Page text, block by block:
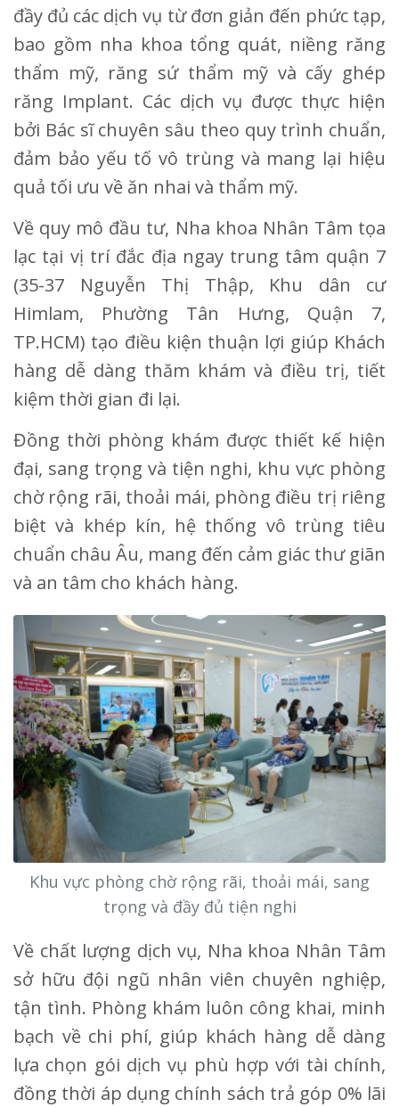
đầy đủ các dịch vụ từ đơn giản đến phức tạp,
bao gồm nha khoa tổng quát, niềng răng
thẩm mỹ, răng sứ thẩm mỹ và cấy ghép
răng Implant. Các dịch vụ được thực hiện
bởi Bác sĩ chuyên sâu theo quy trình chuẩn,
đảm bảo yếu tố vô trùng và mang lại hiệu
quả tối ưu về ăn nhai và thẩm mỹ.
Về quy mô đầu tư, Nha khoa Nhân Tâm tọa
lạc tại vị trí đắc địa ngay trung tâm quận 7
(35-37 Nguyễn Thị Thập, Khu dân cư
Himlam, Phường Tân Hưng, Quận 7,
TP.HCM) tạo điều kiện thuận lợi giúp Khách
hàng dễ dàng thăm khám và điều trị, tiết
kiệm thời gian đi lại.
Đồng thời phòng khám được thiết kế hiện
đại, sang trọng và tiện nghi, khu vực phòng
chờ rộng rãi, thoải mái, phòng điều trị riêng
biệt và khép kín, hệ thống vô trùng tiêu
chuẩn châu Âu, mang đến cảm giác thư giãn
và an tâm cho khách hàng.
Khu vực phòng chờ rộng rãi, thoải mái, sang
trọng và đầy đủ tiện nghi
Về chất lượng dịch vụ, Nha khoa Nhân Tâm
sở hữu đội ngũ nhân viên chuyên nghiệp,
tận tình. Phòng khám luôn công khai, minh
bạch về chi phí, giúp khách hàng dễ dàng
lựa chọn gói dịch vụ phù hợp với tài chính,
đồng thời áp dụng chính sách trả góp 0% lãi